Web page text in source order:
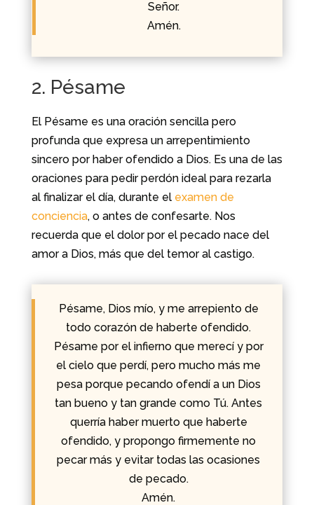
Señor.
Amén.
2. Pésame
El Pésame es una oración sencilla pero
profunda que expresa un arrepentimiento
sincero por haber ofendido a Dios. Es una de las
oraciones para pedir perdón ideal para rezarla
al finalizar el día, durante el examen de
conciencia, o antes de confesarte. Nos
recuerda que el dolor por el pecado nace del
amor a Dios, más que del temor al castigo.
Pésame, Dios mío, y me arrepiento de
todo corazón de haberte ofendido.
Pésame por el infierno que merecí y por
el cielo que perdí, pero mucho más me
pesa porque pecando ofendí a un Dios
tan bueno y tan grande como Tú. Antes
querría haber muerto que haberte
ofendido, y propongo firmemente no
pecar más y evitar todas las ocasiones
de pecado.
Amén.